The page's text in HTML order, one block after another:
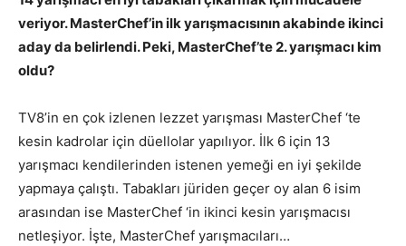
veriyor. MasterChef’in ilk yarışmacısının akabinde ikinci
aday da belirlendi. Peki, MasterChef’te 2. yarışmacı kim
oldu?
TV8’in en çok izlenen lezzet yarışması MasterChef ‘te
kesin kadrolar için düellolar yapılıyor. İlk 6 için 13
yarışmacı kendilerinden istenen yemeği en iyi şekilde
yapmaya çalıştı. Tabakları jüriden geçer oy alan 6 isim
arasından ise MasterChef ‘in ikinci kesin yarışmacısı
netleşiyor. İşte, MasterChef yarışmacıları…